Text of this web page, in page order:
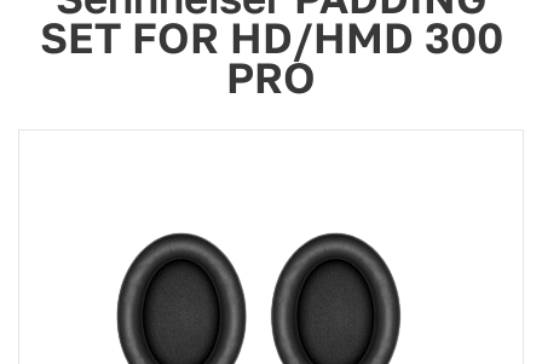
SET FOR HD/HMD 300
PRO